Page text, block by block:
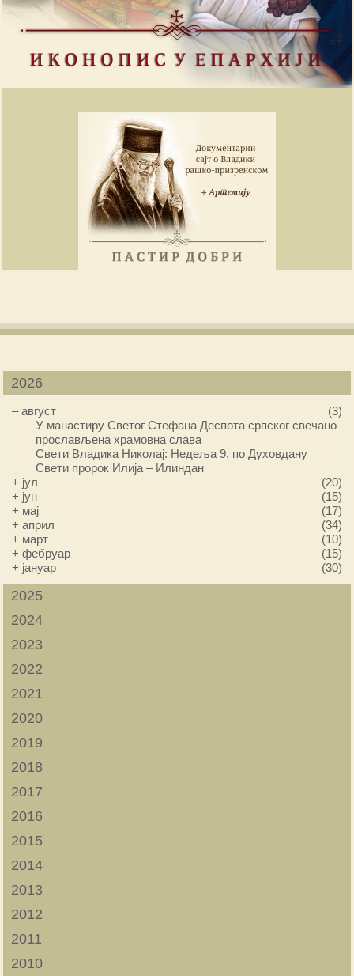
2026
–август
(3)
У манастиру Светог Стефана Деспота српског свечано
прослављена храмовна слава
Свети Владика Николај: Недеља 9. по Духовдану
Свети пророк Илија – Илиндан
+ јул
(20)
+ јун
(15)
+ мај
(17)
+април
(34)
+ март
(10)
+фебруар
(15)
+ јануар (30)
2025
2024
2023
2022
2021
2020
2019
2018
2017
2016
2015
2014
2013
2012
2011
2010